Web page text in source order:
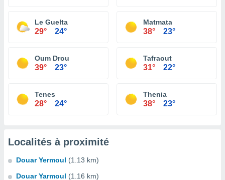
Le Guelta
29° 24°
Matmata
38° 23°
Oum Drou
39° 23°
Tafraout
31° 22°
Tenes
28° 24°
Thenia
38° 23°
Localités à proximité
Douar Yermoul (1.13 km)
Douar Yarmoul (1.16 km)